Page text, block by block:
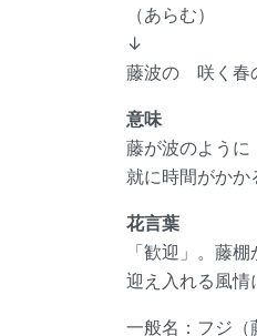
（あらむ）
↓
藤波の 咲く春
意味
藤が波のよう
就に時間がかか
花言葉
「歓迎」。藤
迎え入れる風情
一般名：フジ（